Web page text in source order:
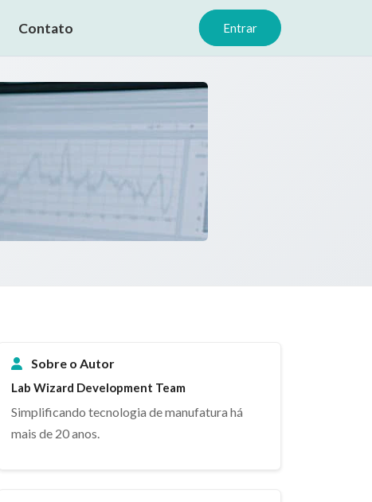
Contato Entrar
Sobre o Autor
Lab Wizard Development Team
Simplificando tecnologia de manufatura há
mais de 20 anos.